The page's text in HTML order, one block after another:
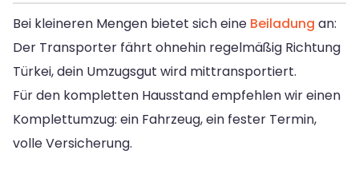
Bei kleineren Mengen bietet sich eine Beiladung an:
Der Transporter fährt ohnehin regelmäßig Richtung
Türkei, dein Umzugsgut wird mittransportiert.
Für den kompletten Hausstand empfehlen wir einen
Komplettumzug: ein Fahrzeug, ein fester Termin,
volle Versicherung.